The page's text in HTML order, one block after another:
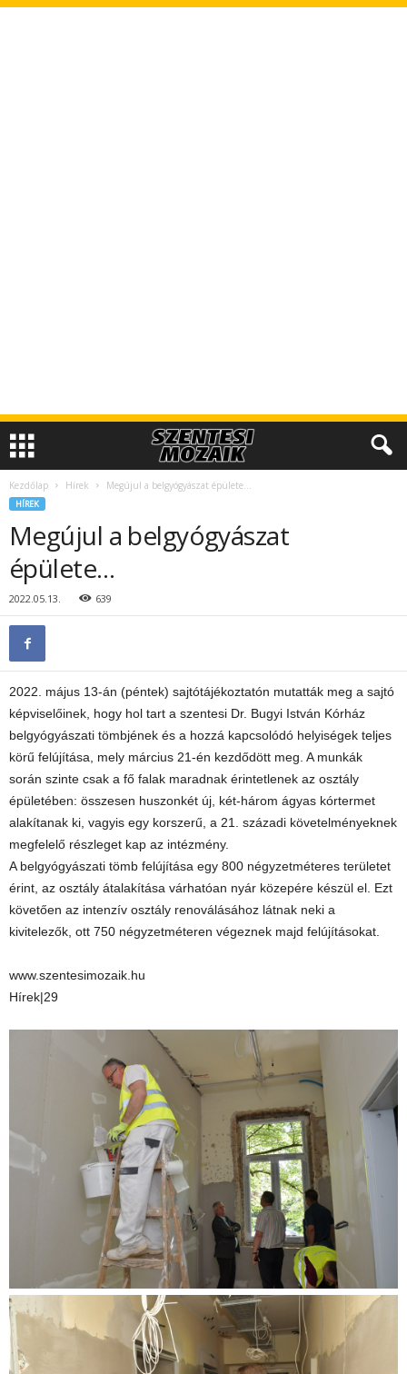
Kezdőlap Hírek Megújul a belgyógyászat épülete…
HÍREK
Megújul a belgyógyászat
épülete…
2022.05.13. 639
2022. május 13-án (péntek) sajtótájékoztatón mutatták meg a sajtó
képviselőinek, hogy hol tart a szentesi Dr. Bugyi István Kórház
belgyógyászati tömbjének és a hozzá kapcsolódó helyiségek teljes
körű felújítása, mely március 21-én kezdődött meg. A munkák
során szinte csak a fő falak maradnak érintetlenek az osztály
épületében: összesen huszonkét új, két-három ágyas kórtermet
alakítanak ki, vagyis egy korszerű, a 21. századi kö­vetelményeknek
megfelelő rész­­leget kap az intézmény.
A belgyógyászati tömb felújítása egy 800 négyzetméteres területet
érint, az osztály átalakítása várhatóan nyár közepére készül el. Ezt
követően az intenzív osztály renoválásához látnak neki a
kivitelezők, ott 750 négyzetméteren végeznek majd felújításokat.
www.szentesimozaik.hu
Hírek|29